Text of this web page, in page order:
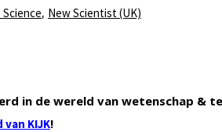
Science, New Scientist (UK)
in de wereld van wetenschap &
van KIJK!